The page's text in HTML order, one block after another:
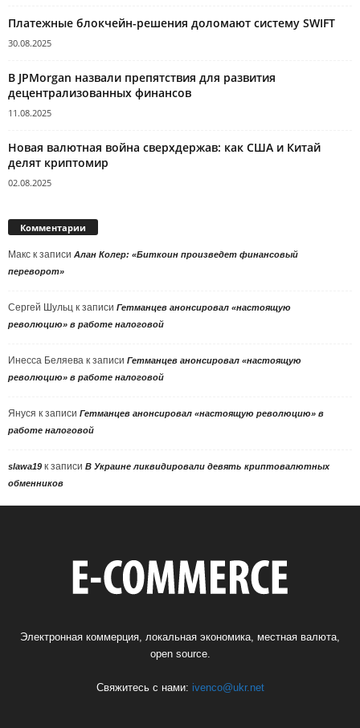
Платежные блокчейн-решения доломают систему SWIFT
30.08.2025
В JPMorgan назвали препятствия для развития
децентрализованных финансов
11.08.2025
Новая валютная война сверхдержав: как США и Китай
делят криптомир
02.08.2025
Комментарии
Макс к записи Алан Колер: «Биткоин произведет финансовый
переворот»
Сергей Шульц к записи Гетманцев анонсировал «настоящую
революцию» в работе налоговой
Инесса Беляева к записи Гетманцев анонсировал «настоящую
революцию» в работе налоговой
Януся к записи Гетманцев анонсировал «настоящую революцию» в
работе налоговой
slawa19 к записи В Украине ликвидировали девять криптовалютных
обменников
Электронная коммерция, локальная экономика, местная валюта,
open source.
Свяжитесь с нами: ivenco@ukr.net